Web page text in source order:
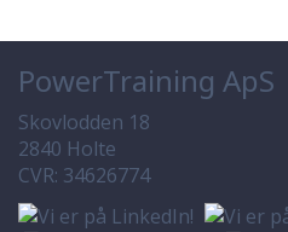
PowerTraining ApS
Skovlodden 18
2840 Holte
CVR: 34626774